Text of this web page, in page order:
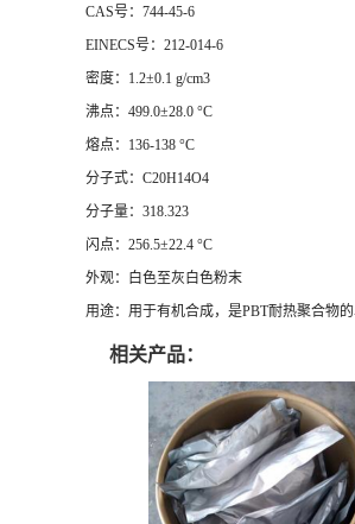
CAS号：744-45-6
EINECS号：212-014-6
密度：1.2±0.1 g/cm3
沸点：499.0±28.0 °C
熔点：136-138 °C
分子式：C20H14O4
分子量：318.323
闪点：256.5±22.4 °C
外观：白色至灰白色粉末
用途：用于有机合成，是PBT耐热聚合物
相关产品：